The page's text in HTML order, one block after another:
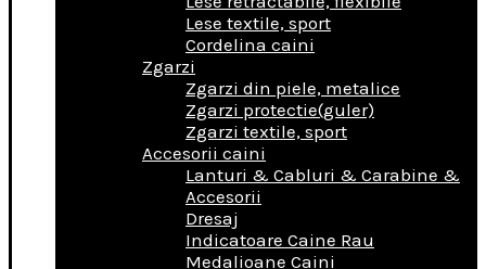
Lese textile, sport
Cordelina caini
Zgarzi
Zgarzi din piele, metalice
Zgarzi protectie(guler)
Zgarzi textile, sport
Accesorii caini
Lanturi & Cabluri & Carabine &
Accesorii
Dresaj
Indicatoare Caine Rau
Medalioane Caini